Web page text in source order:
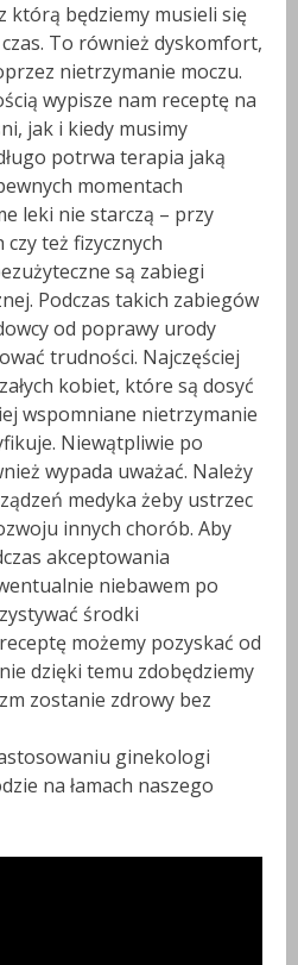
którą będziemy musieli się
To również dyskomfort,
nietrzymanie moczu.
wypisze nam receptę na
jak i kiedy musimy
potrwa terapia jaką
momentach
leki nie starczą – przy
też fizycznych
są zabiegi
Podczas takich zabiegów
od poprawy urody
trudności. Najczęściej
kobiet, które są dosyć
wspomniane nietrzymanie
Niewątpliwie po
wypada uważać. Należy
medyka żeby ustrzec
innych chorób. Aby
akceptowania
niebawem po
środki
możemy pozyskać od
dzięki temu zdobędziemy
zostanie zdrowy bez
ginekologi
na łamach naszego